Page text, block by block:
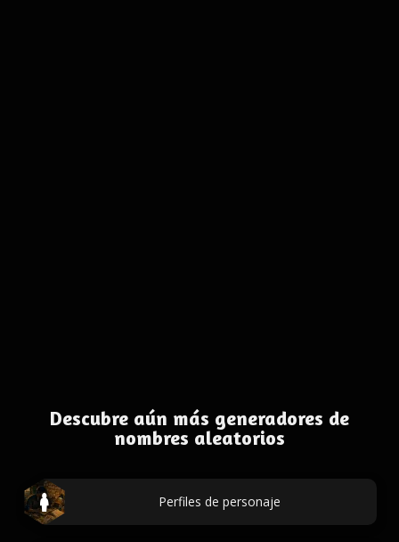
Descubre aún más generadores de
nombres aleatorios
Perfiles de personaje